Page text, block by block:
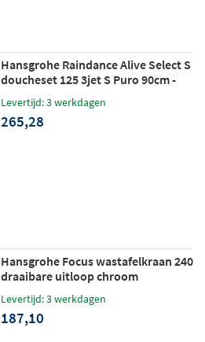
Hansgrohe Raindance Alive Select S
doucheset 125 3jet S Puro 90cm -
Levertijd: 3 werkdagen
265,28
Hansgrohe Focus wastafelkraan 240
draaibare uitloop chroom
Levertijd: 3 werkdagen
187,10